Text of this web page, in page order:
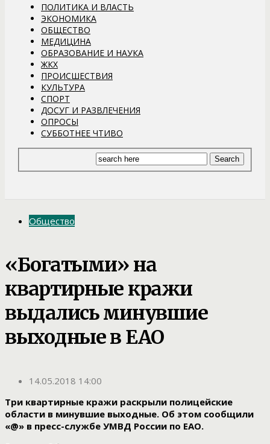
ПОЛИТИКА И ВЛАСТЬ
ЭКОНОМИКА
ОБЩЕСТВО
МЕДИЦИНА
ОБРАЗОВАНИЕ И НАУКА
ЖКХ
ПРОИСШЕСТВИЯ
КУЛЬТУРА
СПОРТ
ДОСУГ И РАЗВЛЕЧЕНИЯ
ОПРОСЫ
СУББОТНЕЕ ЧТИВО
Общество
«Богатыми» на
квартирные кражи
выдались минувшие
выходные в ЕАО
14.05.2018 14:00
Три квартирные кражи раскрыли полицейские
области в минувшие выходные. Об этом сообщили
«@» в пресс-службе УМВД России по ЕАО.